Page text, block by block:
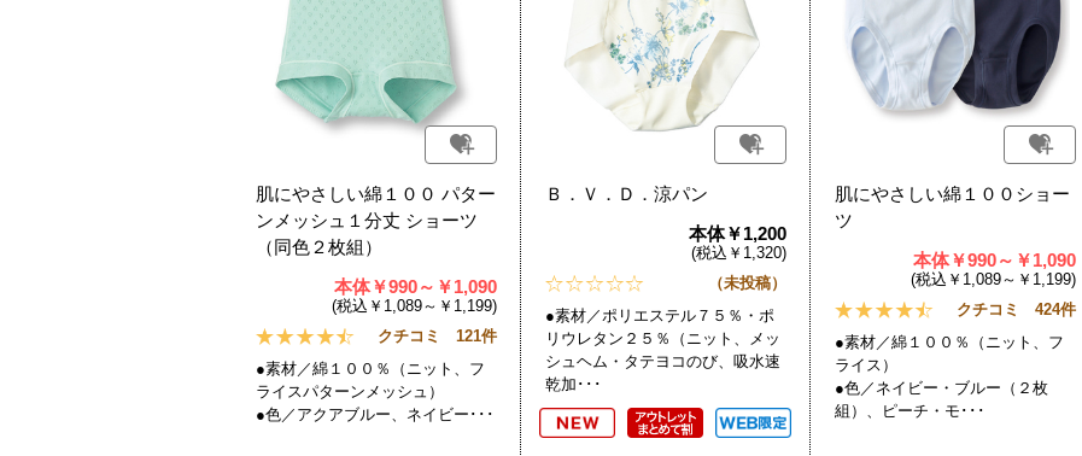
肌にやさしい綿１００ パター
ンメッシュ１分丈 ショーツ
（同色２枚組）
本体￥990～￥1,090
(税込￥1,089～￥1,199)
クチコミ 121件
●素材／綿１００％（ニット、フ
ライスパターンメッシュ）
●色／アクアブルー、ネイビー･･･
Ｂ．Ｖ．Ｄ．涼パン
本体￥1,200
(税込￥1,320)
（未投稿）
●素材／ポリエステル７５％・ポ
リウレタン２５％（ニット、メッ
シュヘム・タテヨコのび、吸水速
乾加･･･
肌にやさしい綿１００ショー
ツ
本体￥990～￥1,090
(税込￥1,089～￥1,199)
クチコミ 424件
●素材／綿１００％（ニット、フ
ライス）
●色／ネイビー・ブルー（２枚
組）、ピーチ・モ･･･